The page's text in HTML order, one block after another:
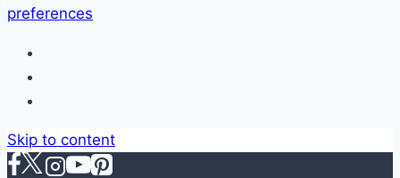
preferences
Skip to content